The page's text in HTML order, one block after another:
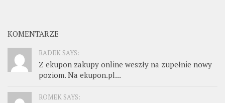
KOMENTARZE
RADEK SAYS:
Z ekupon zakupy online weszły na zupełnie nowy
poziom. Na ekupon.pl...
ROMEK SAYS: